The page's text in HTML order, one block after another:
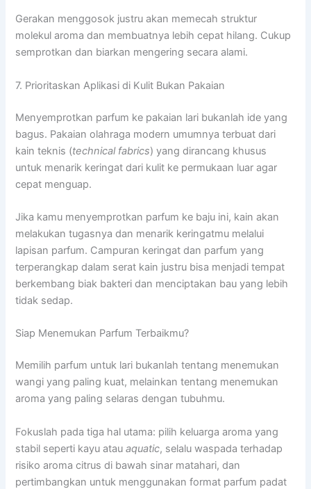
Gerakan menggosok justru akan memecah struktur
molekul aroma dan membuatnya lebih cepat hilang. Cukup
semprotkan dan biarkan mengering secara alami.
7. Prioritaskan Aplikasi di Kulit Bukan Pakaian
Menyemprotkan parfum ke pakaian lari bukanlah ide yang
bagus. Pakaian olahraga modern umumnya terbuat dari
kain teknis (technical fabrics) yang dirancang khusus
untuk menarik keringat dari kulit ke permukaan luar agar
cepat menguap.
Jika kamu menyemprotkan parfum ke baju ini, kain akan
melakukan tugasnya dan menarik keringatmu melalui
lapisan parfum. Campuran keringat dan parfum yang
terperangkap dalam serat kain justru bisa menjadi tempat
berkembang biak bakteri dan menciptakan bau yang lebih
tidak sedap.
Siap Menemukan Parfum Terbaikmu?
Memilih parfum untuk lari bukanlah tentang menemukan
wangi yang paling kuat, melainkan tentang menemukan
aroma yang paling selaras dengan tubuhmu.
Fokuslah pada tiga hal utama: pilih keluarga aroma yang
stabil seperti kayu atauaquatic, selalu waspada terhadap
risiko aroma citrus di bawah sinar matahari, dan
pertimbangkan untuk menggunakan format parfum padat